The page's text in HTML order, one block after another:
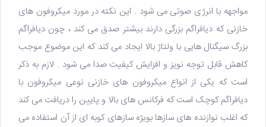
مواجهه با انرژی صوتی می شود . این نکته در مورد میکروفون های
خازنی که دیافراگم بزرگی دارند بیشتر صدق می کند ، چون دیافراگم
بزرگ سیگنال هایی با ولتاژ بالا ایجاد می کند که این موضوع موجب
کاهش قابل توجه نویز و افزایش کیفیت صدا می شود . لازم به ذکر
است که یکی از انواع میکروفون های خازنی نوعی میکروفون با
دیافراگم کوچک است که فرکانس های بالا و پایین را دریافت می کند
که اغلب نوازنده های سازها بویژه سازهای کوبه ای از آن استفاده می